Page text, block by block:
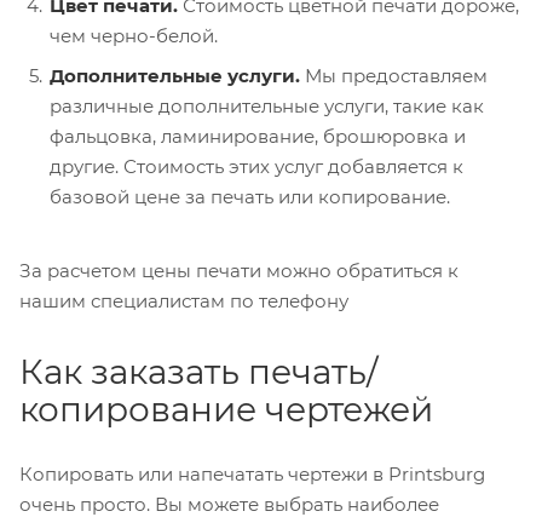
Цвет печати. Стоимость цветной печати дороже,
чем черно-белой.
Дополнительные услуги. Мы предоставляем
различные дополнительные услуги, такие как
фальцовка, ламинирование, брошюровка и
другие. Стоимость этих услуг добавляется к
базовой цене за печать или копирование.
За расчетом цены печати можно обратиться к
нашим специалистам по телефону
Как заказать печать/
копирование чертежей
Копировать или напечатать чертежи в Printsburg
очень просто. Вы можете выбрать наиболее